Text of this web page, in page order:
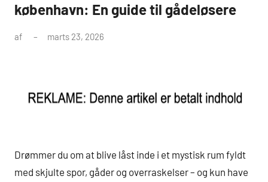
københavn: En guide til gådeløsere
af marts 23, 2026
Drømmer du om at blive låst inde i et mystisk rum fyldt
med skjulte spor, gåder og overraskelser – og kun have